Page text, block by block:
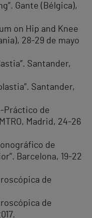
Gante (Bélgica),
on Hip and Knee
28-29 de mayo
Santander,
Santander,
Práctico de
Madrid, 24-26
de
Barcelona, 19-22
de
de